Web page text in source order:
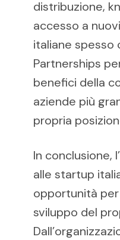
distribuzione,
accesso a
italiane spesso
Partnerships
benefici della
aziende più
propria
In conclusione,
alle startup
opportunità
sviluppo del